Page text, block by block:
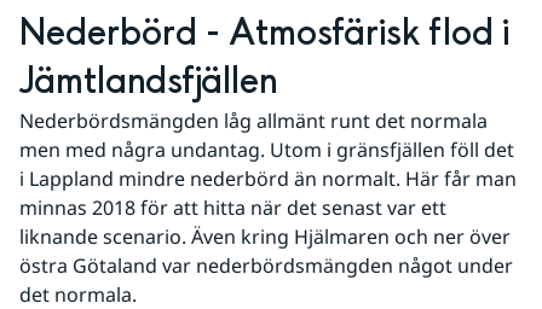
Nederbörd - Atmosfärisk flod i
Jämtlandsfjällen
Nederbördsmängden låg allmänt runt det normala
men med några undantag. Utom i gränsfjällen föll det
i Lappland mindre nederbörd än normalt. Här får man
minnas 2018 för att hitta när det senast var ett
liknande scenario. Även kring Hjälmaren och ner över
östra Götaland var nederbördsmängden något under
det normala.